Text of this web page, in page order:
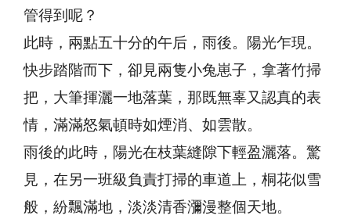
管得到呢？
此時，兩點五十分的午后，雨後。陽光乍現。
快步踏階而下，卻見兩隻小兔崽子，拿著竹掃
把，大筆揮灑一地落葉，那既無辜又認真的表
情，滿滿怒氣頓時如煙消、如雲散。
雨後的此時，陽光在枝葉縫隙下輕盈灑落。驚
見，在另一班級負責打掃的車道上，桐花似雪
般，紛飄滿地，淡淡清香瀰漫整個天地。